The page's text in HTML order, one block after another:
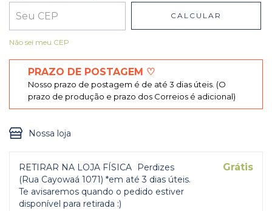
Entregas para o CEP:
CALCULAR
Não sei meu CEP
PRAZO DE POSTAGEM ♡
Nosso prazo de postagem é de até 3 dias úteis. (O
prazo de produção e prazo dos Correios é adicional)
Nossa loja
RETIRAR NA LOJA FÍSICA
Perdizes
(Rua Cayowaá 1071) *em até 3 dias úteis.
Te avisaremos quando o pedido estiver
disponível para retirada :)
Grátis